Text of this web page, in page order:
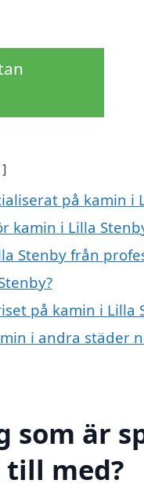
på kamin i
kamin i Lilla
Stenby från
på kamin i Lilla
i andra städer
som är
till med?